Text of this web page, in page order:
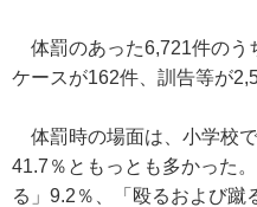
体罰のあった6,721件のう
ケースが162件、訓告等が
体罰時の場面は、小学校
41.7％ともっとも多かった
る」9.2％、「殴るおよび蹴